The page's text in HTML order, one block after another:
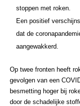
stoppen met roken.
Een positief
dat de
aangewakkerd.
Op twee fronten heeft
gevolgen van een
besmetting hoger bij
door de schadelijke